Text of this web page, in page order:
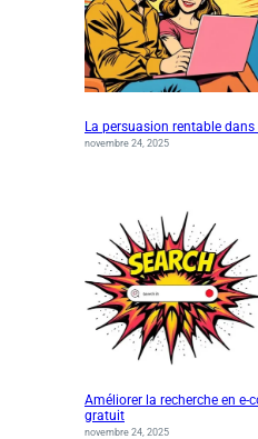
La persuasion rentable
novembre 24, 2025
Améliorer la recherche en e-
gratuit
novembre 24, 2025